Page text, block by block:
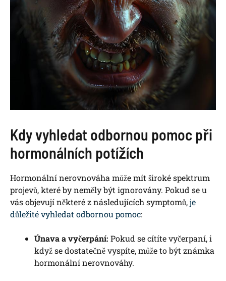
Kdy vyhledat odbornou pomoc při
hormonálních potížích
Hormonální nerovnováha může mít široké spektrum
projevů, které by neměly být ignorovány. Pokud se u
vás objevují některé z následujících symptomů,je
důležité vyhledat odbornou pomoc:
Únava a vyčerpání: Pokud se cítíte vyčerpaní, i
když se dostatečně vyspíte, může to být známka
hormonální nerovnováhy.